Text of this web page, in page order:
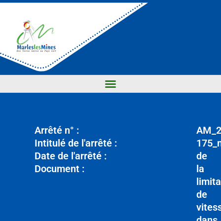
Arrêté n° :
Intitulé de l'arrêté :
Date de l'arrêté :
Document :
de
la
de